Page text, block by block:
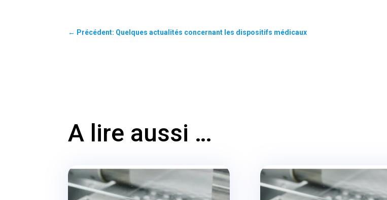
← Précédent: Quelques actualités concernant les dispositifs médicaux
A lire aussi …